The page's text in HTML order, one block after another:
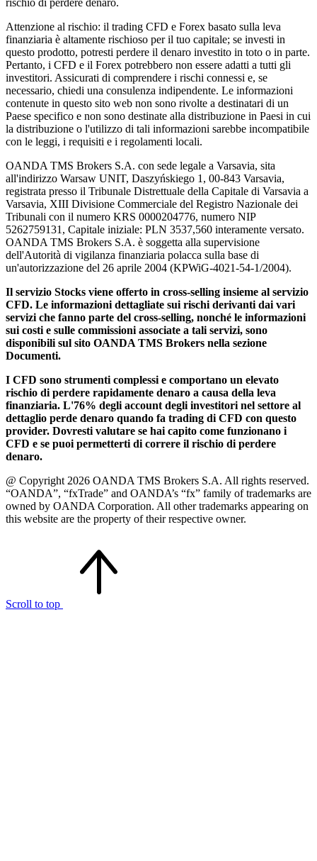
Attenzione al rischio: il trading CFD e Forex basato sulla leva
finanziaria è altamente rischioso per il tuo capitale; se investi in
questo prodotto, potresti perdere il denaro investito in toto o in parte.
Pertanto, i CFD e il Forex potrebbero non essere adatti a tutti gli
investitori. Assicurati di comprendere i rischi connessi e, se
necessario, chiedi una consulenza indipendente. Le informazioni
contenute in questo sito web non sono rivolte a destinatari di un
Paese specifico e non sono destinate alla distribuzione in Paesi in cui
la distribuzione o l'utilizzo di tali informazioni sarebbe incompatibile
con le leggi, i requisiti e i regolamenti locali.
OANDA TMS Brokers S.A. con sede legale a Varsavia, sita
all'indirizzo Warsaw UNIT, Daszyńskiego 1, 00-843 Varsavia,
registrata presso il Tribunale Distrettuale della Capitale di Varsavia a
Varsavia, XIII Divisione Commerciale del Registro Nazionale dei
Tribunali con il numero KRS 0000204776, numero NIP
5262759131, Capitale iniziale: PLN 3537,560 interamente versato.
OANDA TMS Brokers S.A. è soggetta alla supervisione
dell'Autorità di vigilanza finanziaria polacca sulla base di
un'autorizzazione del 26 aprile 2004 (KPWiG-4021-54-1/2004).
Il servizio Stocks viene offerto in cross-selling insieme al servizio
CFD. Le informazioni dettagliate sui rischi derivanti dai vari
servizi che fanno parte del cross-selling, nonché le informazioni
sui costi e sulle commissioni associate a tali servizi, sono
disponibili sul sito OANDA TMS Brokers nella sezione
Documenti.
I CFD sono strumenti complessi e comportano un elevato
rischio di perdere rapidamente denaro a causa della leva
finanziaria. L'76% degli account degli investitori nel settore al
dettaglio perde denaro quando fa trading di CFD con questo
provider. Dovresti valutare se hai capito come funzionano i
CFD e se puoi permetterti di correre il rischio di perdere
denaro.
@ Copyright 2026 OANDA TMS Brokers S.A. All rights reserved.
“OANDA”, “fxTrade” and OANDA’s “fx” family of trademarks are
owned by OANDA Corporation. All other trademarks appearing on
this website are the property of their respective owner.
Scroll to top